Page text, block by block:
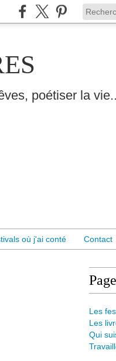
poétiser la
où j'ai conté Contact
Les
Les
Qui